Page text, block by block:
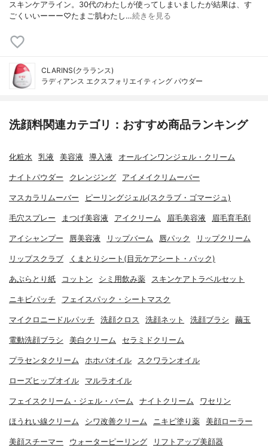
スキンケアライン。30代のわたしが使ってしまいましたが結果は、す
ごくいいーーー♡たまご肌わたし…続きを見る
CLARINS(クラランス)
ラディアンス エクスフォリエイティング パウダー
洗顔料関連カテゴリ：おすすめ商品ランキング
化粧水 乳液 美容液 導入液 オールインワンジェル・クリーム
ナイトパウダー クレンジング アイメイクリムーバー
マスカラリムーバー ピーリングジェル(スクラブ・ゴマージュ)
毛穴スプレー まつげ美容液 アイクリーム 眉毛美容液 眉毛育毛剤
アイシャンプー 唇美容液 リップバーム 唇パック リップクリーム
リップスクラブ くまとりシート(目元ケアシート・パック)
あぶらとり紙 コットン シミ用飲み薬 スキンケアトラベルセット
ニキビパッチ フェイスパック・シートマスク
マイクロニードルパッチ 洗顔クロス 洗顔ネット 洗顔ブラシ 繭玉
電動洗顔ブラシ 美白クリーム セラミドクリーム
プラセンタクリーム ホホバオイル スクワランオイル
ローズヒップオイル マルラオイル
フェイスクリーム・ジェル・バーム ナイトクリーム ワセリン
ほうれい線クリーム シワ改善クリーム ニキビ塗り薬 美顔ローラー
美顔スチーマー ウォーターピーリング リフトアップ美顔器